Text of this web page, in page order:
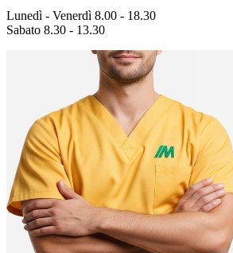
Lunedì - Venerdì 8.00 - 18.30
Sabato 8.30 - 13.30